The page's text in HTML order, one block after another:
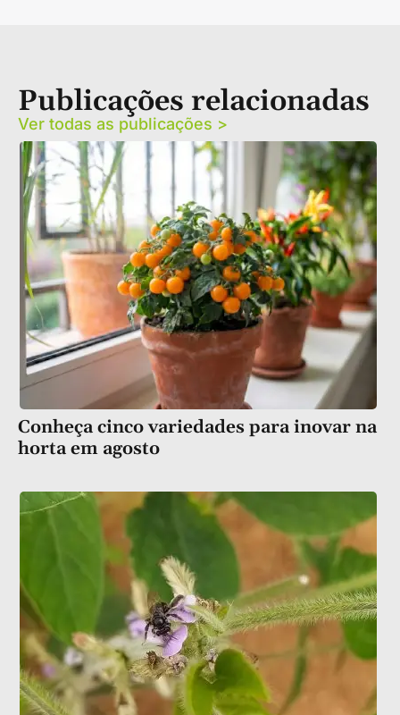
Publicações relacionadas
Ver todas as publicações >
Conheça cinco variedades para inovar na
horta em agosto